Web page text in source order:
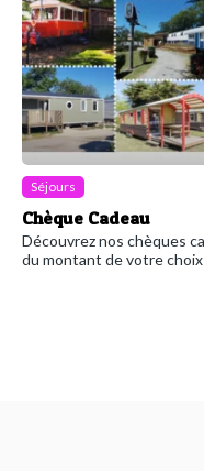
Séjours
Chèque Cadeau
Découvrez nos chèques
du montant de votre